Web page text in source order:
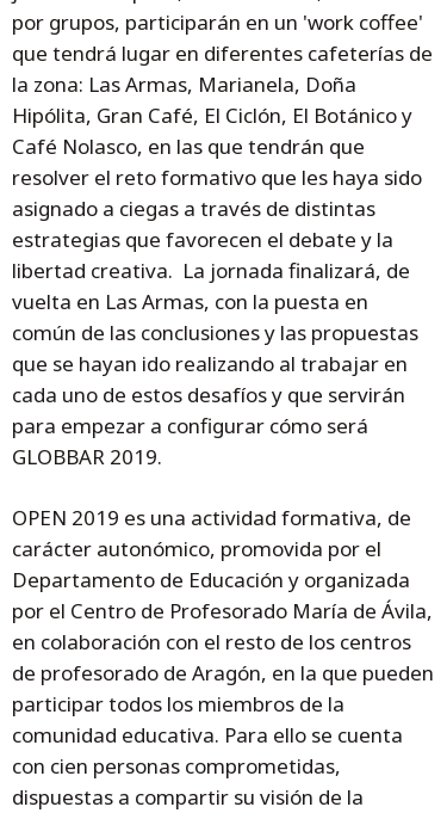
por grupos, participarán en un 'work coffee'
que tendrá lugar en diferentes cafeterías de
la zona: Las Armas, Marianela, Doña
Hipólita, Gran Café, El Ciclón, El Botánico y
Café Nolasco, en las que tendrán que
resolver el reto formativo que les haya sido
asignado a ciegas a través de distintas
estrategias que favorecen el debate y la
libertad creativa. La jornada finalizará, de
vuelta en Las Armas, con la puesta en
común de las conclusiones y las propuestas
que se hayan ido realizando al trabajar en
cada uno de estos desafíos y que servirán
para empezar a configurar cómo será
GLOBBAR 2019.
OPEN 2019 es una actividad formativa, de
carácter autonómico, promovida por el
Departamento de Educación y organizada
por el Centro de Profesorado María de Ávila,
en colaboración con el resto de los centros
de profesorado de Aragón, en la que pueden
participar todos los miembros de la
comunidad educativa. Para ello se cuenta
con cien personas comprometidas,
dispuestas a compartir su visión de la